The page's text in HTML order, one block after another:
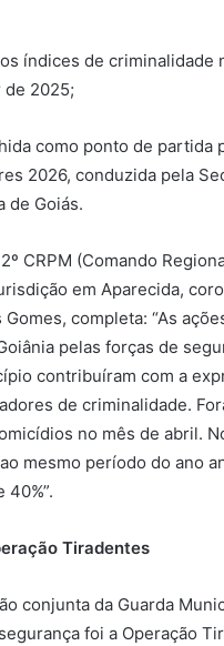
índices de criminalidade
2025;
como ponto de partida
2026, conduzida pela
de Goiás.
CRPM (Comando
em Aparecida,
completa: “As
pelas forças de
contribuíram com a
de criminalidade.
no mês de abril.
mesmo período do ano
Tiradentes
conjunta da Guarda
foi a Operação